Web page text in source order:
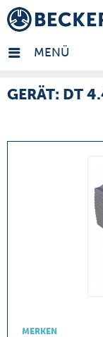
MENÜ
- DE
GERÄT: DT
MERKEN